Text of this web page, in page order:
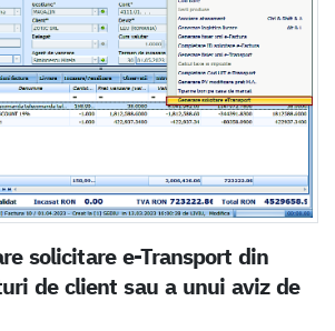
solicitare e-Transport din
de client sau a unui aviz de